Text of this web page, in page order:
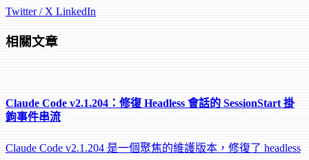
Twitter / X LinkedIn
相關文章
Claude Code v2.1.204：修復 Headless 會話的 SessionStart 掛
鉤事件串流
Claude Code v2.1.204 是一個聚焦的維護版本，修復了 headless